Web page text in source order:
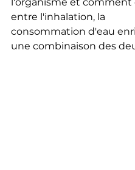
entre l'inhalation, la
consommation d'eau
une combinaison des